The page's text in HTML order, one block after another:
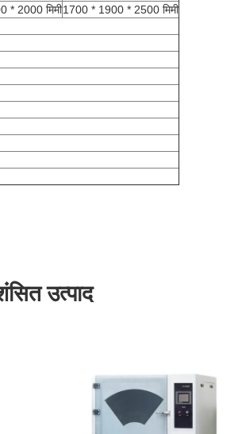
* 2000 मिमी1700 * 1900 * 2500 मिमी
उत्पाद